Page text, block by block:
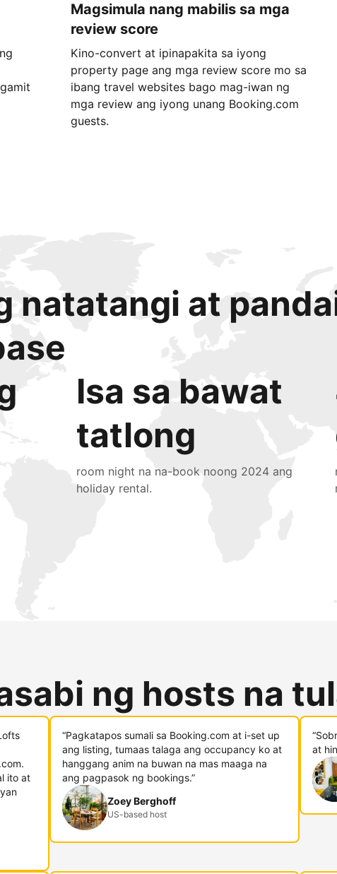
Magsimula nang mabilis sa mga
review score
Kino-convert at ipinapakita sa iyong
property page ang mga review score mo sa
ibang travel websites bago mag-iwan ng
mga review ang iyong unang Booking.com
guests.
natatangi at
Isa sa bawat
tatlong
room night na na-book noong 2024 ang
holiday rental.
ng hosts na
ito at
“Pagkatapos sumali sa Booking.com at i-set up
ang listing, tumaas talaga ang occupancy ko at
hanggang anim na buwan na mas maaga na
ang pagpasok ng bookings.”
Zoey Berghoff
US-based host
at